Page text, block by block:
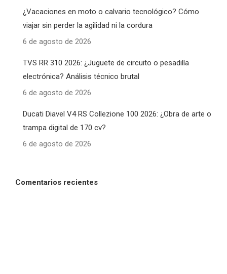
¿Vacaciones en moto o calvario tecnológico? Cómo
viajar sin perder la agilidad ni la cordura
6 de agosto de 2026
TVS RR 310 2026: ¿Juguete de circuito o pesadilla
electrónica? Análisis técnico brutal
6 de agosto de 2026
Ducati Diavel V4 RS Collezione 100 2026: ¿Obra de arte o
trampa digital de 170 cv?
6 de agosto de 2026
Comentarios recientes